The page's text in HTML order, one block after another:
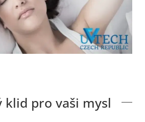
klid pro vaši mysl